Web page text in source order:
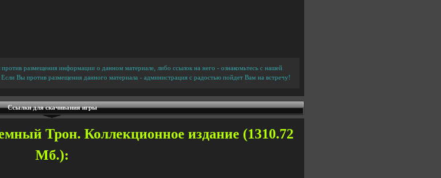
против размещения информации о данном материале, либо ссылок на него - ознакомьтесь с нашей
Вы против размещения данного материала - администрация с радостью пойдет Вам на встречу!
Ссылки для скачивания игры
Трон. Коллекционное издание (1310.72
Мб.):